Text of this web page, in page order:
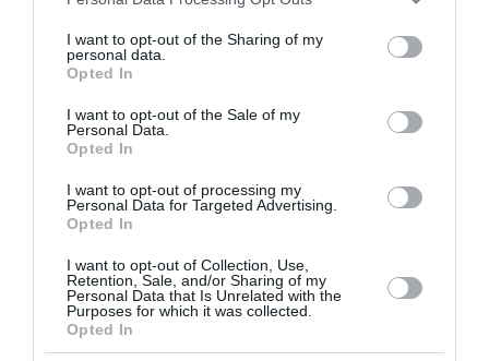
not limited to your visit or usage behaviour. You may click to
grant or deny consent to Google and its third-party tags to
use your data for below specified purposes in below Google
consent section.
I want to opt-out of the Sharing of my
personal data.
Opted In
I want to opt-out of the Sale of my
Personal Data.
Opted In
I want to opt-out of processing my
Personal Data for Targeted Advertising.
Opted In
I want to opt-out of Collection, Use,
Retention, Sale, and/or Sharing of my
Personal Data that Is Unrelated with the
Purposes for which it was collected.
Opted In
βιασμό και εκβιασμό με βίντεο - Τι υποστήριξε στις Αρχές
Κοντογεώργης: «Η ΔΕΘ θα είναι προεκλογική, αλλά όχι
παροχολογική» - Τι είπε για τη 13η σύνταξη
Παρέμβαση της ΥΠΑ για το ελικόπτερο που «πάρκαρε»
στο Σαρακήνικο Μήλου
Θεσσαλονίκη: Διευρυμένο ωράριο για επίσκεψη στον
Λευκό Πύργο
ΟΛΕΣ ΟΙ ΕΙΔΗΣΕΙΣ →
διαβάστε ακόμη